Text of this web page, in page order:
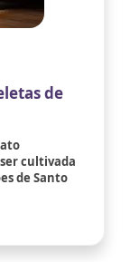
de
cultivada
de Santo